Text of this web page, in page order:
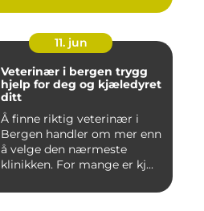
11. jun
Veterinær i bergen trygg
hjelp for deg og kjæledyret
ditt
Å finne riktig veterinær i
Bergen handler om mer enn
å velge den nærmeste
klinikken. For mange er kj...